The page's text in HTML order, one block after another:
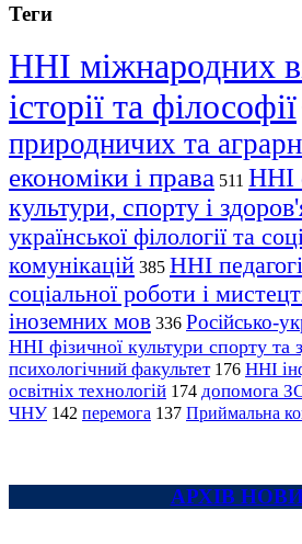
Теги
ННІ міжнародних
історії та філософії
природничих та
економіки і права 511 ННІ
культури, спорту і
української філології та
комунікацій 385 ННІ
соціальної роботи і
іноземних мов 336 Російсько-
ННІ фізичної культури спорту та
психологічний факультет 176 ННІ
освітніх технологій 174 допомога
ЧНУ 142 перемога 137 Приймальна
АРХІВ